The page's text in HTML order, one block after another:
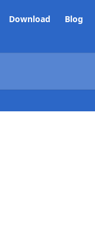
Download Blog